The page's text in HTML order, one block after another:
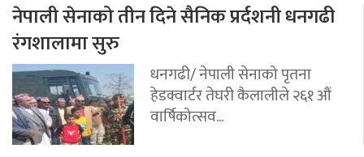
नेपाली सेनाको तीन दिने सैनिक प्रर्दशनी धनगढी
रंगशालामा सुरु
धनगढी/ नेपाली सेनाको पृतना
हेडक्वार्टर तेघरी कैलालीले २६१ औं
वार्षिकोत्सव...